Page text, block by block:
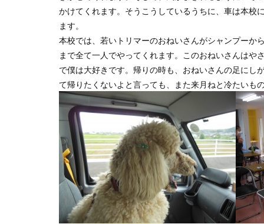
かけてくれます。そうこうしているうちに、車は本校
ます。
本校では、若いトリマーのおねいさんがシャンプーか
まで全て一人でやってくれます。このおねいさんはや
で僕は大好きです。帰りの時も、おねいさんの足にし
て帰りたくないよと言っても、また来月ねと冷たいも